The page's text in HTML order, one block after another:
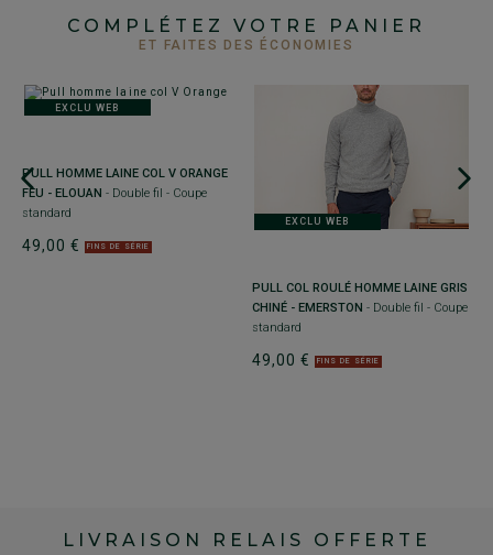
COMPLÉTEZ VOTRE PANIER
ET FAITES DES ÉCONOMIES
EXCLU WEB
PULL HOMME LAINE COL V ORANGE
FEU - ELOUAN - Double fil - Coupe
standard
49,00 € FINS DE SÉRIE
EXCLU WEB
PULL COL ROULÉ HOMME LAINE GRIS
CHINÉ - EMERSTON - Double fil - Coupe
standard
49,00 € FINS DE SÉRIE
LIVRAISON RELAIS OFFERTE